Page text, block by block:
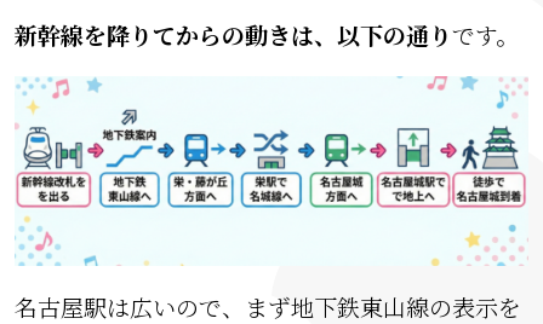
新幹線を降りてからの動きは、以下の通りです。
名古屋駅は広いので、まず地下鉄東山線の表示を